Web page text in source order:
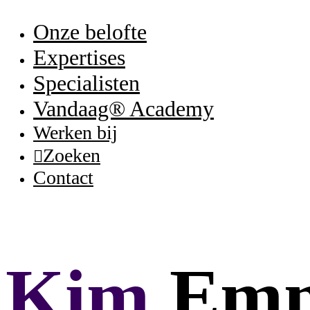
Onze belofte
Expertises
Specialisten
Vandaag® Academy
Werken bij
Zoeken
Contact